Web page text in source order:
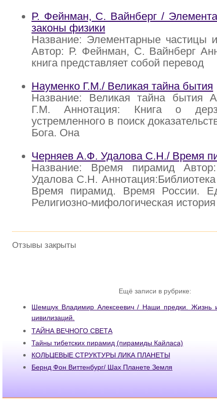
Р. Фейнман, С. Вайнберг /
законы физики
Название: Элементарные частицы
Автор: Р. Фейнман, С. Вайнберг
книга представляет собой перевод
Науменко Г.М./ Великая тайна бытия
Название: Великая тайна бытия
Г.М. Аннотация: Книга о
устремленного в поиск
Бога. Она
Черняев А.Ф. Удалова С.Н./ Время
Название: Время пирамид
Удалова С.Н.
Время пирамид. Время России.
Религиозно-мифологическая история
Отзывы закрыты
Ещё записи в рубрике:
Шемшук Владимир Алексеевич / Наши предки. Жизнь
цивилизаций.
ТАЙНА ВЕЧНОГО СВЕТА
Тайны тибетских пирамид (пирамиды Кайласа)
КОЛЬЦЕВЫЕ СТРУКТУРЫ ЛИКА ПЛАНЕТЫ
Бернд Фон Виттенбург/ Шах Планете Земля